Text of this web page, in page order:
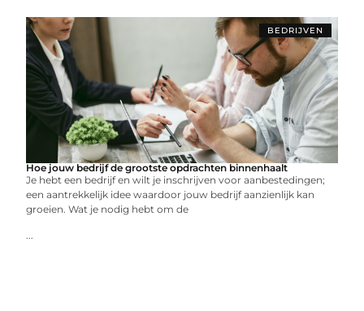
BEDRIJVEN
Hoe jouw bedrijf de grootste opdrachten binnenhaalt
Je hebt een bedrijf en wilt je inschrijven voor aanbestedingen;
een aantrekkelijk idee waardoor jouw bedrijf aanzienlijk kan
groeien. Wat je nodig hebt om de
...